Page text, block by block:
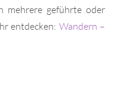
mehrere geführte oder
entdecken: Wandern –